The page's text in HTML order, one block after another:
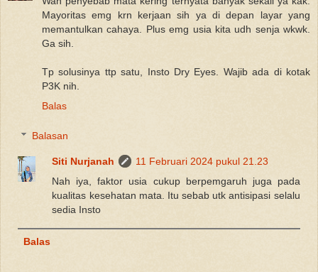
Mayoritas emg krn kerjaan sih ya di depan layar yang
memantulkan cahaya. Plus emg usia kita udh senja wkwk.
Ga sih.
Tp solusinya ttp satu, Insto Dry Eyes. Wajib ada di kotak
P3K nih.
Balas
Balasan
Siti Nurjanah
11 Februari 2024 pukul 21.23
Nah iya, faktor usia cukup berpemgaruh juga pada
kualitas kesehatan mata. Itu sebab utk antisipasi selalu
sedia Insto
Balas